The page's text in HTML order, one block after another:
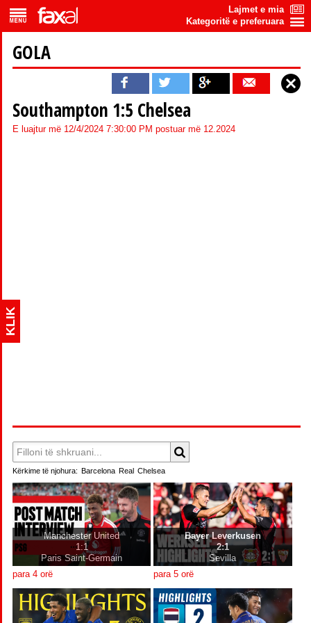
Lajmet e mia
Kategoritë e preferuara
GOLA
Southampton 1:5 Chelsea
E luajtur më 12/4/2024 7:30:00 PM postuar më 12.2024
Kërkime të njohura: Barcelona Real Chelsea
Manchester United
1:1
Paris Saint-Germain
para 4 orë
Bayer Leverkusen
2:1
Sevilla
para 5 orë
KLIK